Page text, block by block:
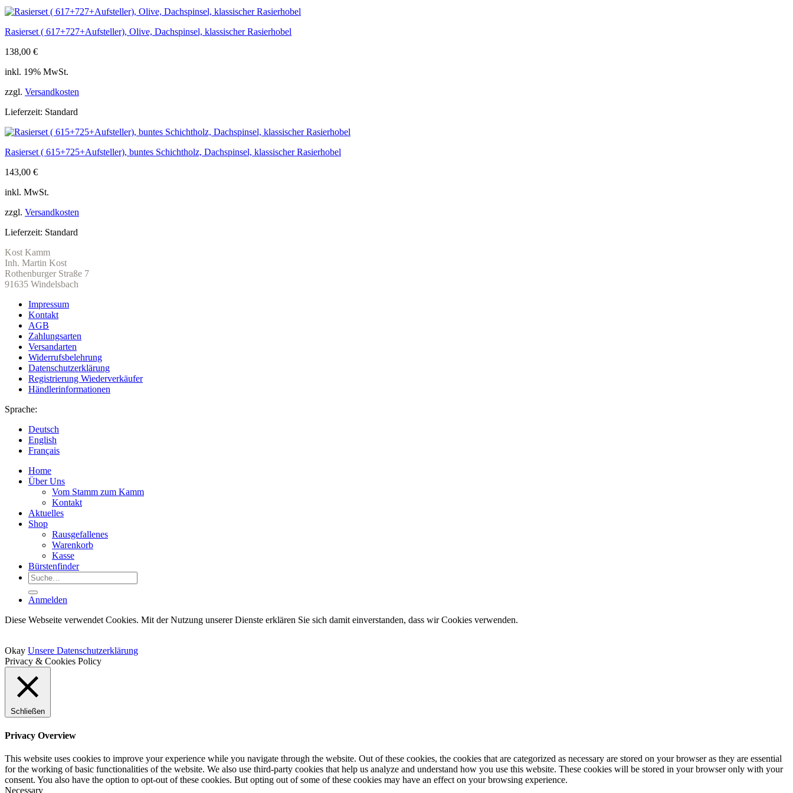
Rasierset ( 617+727+Aufsteller), Olive, Dachspinsel, klassischer Rasierhobel
138,00 €
inkl. 19% MwSt.
zzgl. Versandkosten
Lieferzeit: Standard
Rasierset ( 615+725+Aufsteller), buntes Schichtholz, Dachspinsel, klassischer Rasierhobel
143,00 €
inkl. MwSt.
zzgl. Versandkosten
Lieferzeit: Standard
Kost Kamm
Inh. Martin Kost
Rothenburger Straße 7
91635 Windelsbach
Impressum
Kontakt
AGB
Zahlungsarten
Versandarten
Widerrufsbelehrung
Datenschutzerklärung
Registrierung Wiederverkäufer
Händlerinformationen
Sprache:
Deutsch
English
Français
Home
Über Uns
Vom Stamm zum Kamm
Kontakt
Aktuelles
Shop
Rausgefallenes
Warenkorb
Kasse
Bürstenfinder
Suche
nach:
Anmelden
Diese Webseite verwendet Cookies. Mit der Nutzung unserer Dienste erklären Sie sich damit einverstanden, dass wir Cookies verwenden.
Okay Unsere Datenschutzerklärung
Privacy & Cookies Policy
Schließen
Privacy Overview
This website uses cookies to improve your experience while you navigate through the website. Out of these cookies, the cookies that are categorized as necessary are stored on your browser as they are essential
for the working of basic functionalities of the website. We also use third-party cookies that help us analyze and understand how you use this website. These cookies will be stored in your browser only with your
consent. You also have the option to opt-out of these cookies. But opting out of some of these cookies may have an effect on your browsing experience.
Necessary